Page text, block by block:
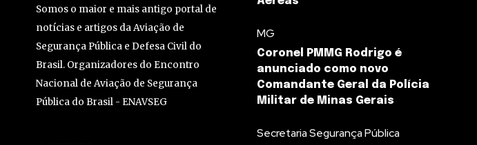
Somos o maior e mais antigo portal de
notícias e artigos da Aviação de
Segurança Pública e Defesa Civil do
Brasil. Organizadores do Encontro
Nacional de Aviação de Segurança
Pública do Brasil - ENAVSEG
MG
Coronel PMMG Rodrigo é
anunciado como novo
Comandante Geral da Polícia
Militar de Minas Gerais
Secretaria Segurança Pública